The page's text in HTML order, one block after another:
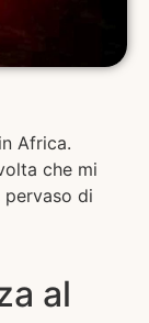
Africa.
che mi
pervaso di
al